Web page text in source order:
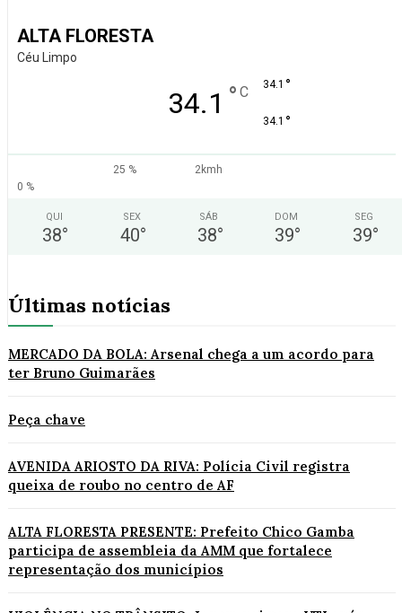
ALTA FLORESTA
Céu Limpo
34.1 ° C 34.1 °
34.1 °
25 %
2kmh
0 %
QUI
38°
SEX
40°
SÁB
38°
DOM
39°
SEG
39°
Últimas notícias
MERCADO DA BOLA: Arsenal chega a um acordo para
ter Bruno Guimarães
Peça chave
AVENIDA ARIOSTO DA RIVA: Polícia Civil registra
queixa de roubo no centro de AF
ALTA FLORESTA PRESENTE: Prefeito Chico Gamba
participa de assembleia da AMM que fortalece
representação dos municípios